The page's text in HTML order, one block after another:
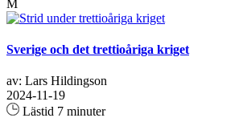
M
Sverige och det trettioåriga kriget
av: Lars Hildingson
2024-11-19
Lästid 7 minuter